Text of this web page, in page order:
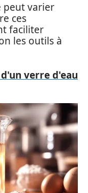
peut varier
ces
faciliter
les outils à
verre d'eau